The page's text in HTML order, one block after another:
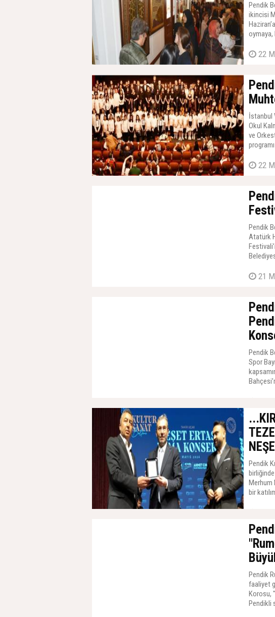
Pendik
ikincisi
oymaya,
22
İstanbul
Okul
ve
22
Pendik
Atatürk
seramik
21
Pendik
Spor
olan
Pendik
Merhum
bir
Pendik
faaliyet
Korosu,
Pendikli